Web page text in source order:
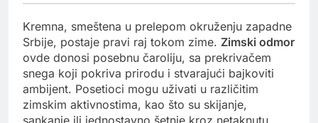
Kremna, smeštena u prelepom okruženju zapadne
Srbije, postaje pravi raj tokom zime. Zimski odmor
ovde donosi posebnu čaroliju, sa prekrivačem
snega koji pokriva prirodu i stvarajući bajkoviti
ambijent. Posetioci mogu uživati u različitim
zimskim aktivnostima, kao što su skijanje,
sankanje ili jednostavno šetnje kroz netaknutu